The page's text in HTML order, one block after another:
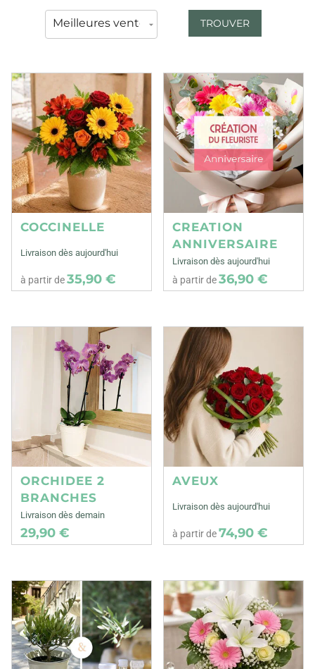
TROUVER
COCCINELLE
Livraison dès aujourd'hui
à partir de35,90 €
CREATION
ANNIVERSAIRE
Livraison dès aujourd'hui
à partir de36,90 €
ORCHIDEE 2
BRANCHES
Livraison dès demain
29,90 €
AVEUX
Livraison dès aujourd'hui
à partir de74,90 €